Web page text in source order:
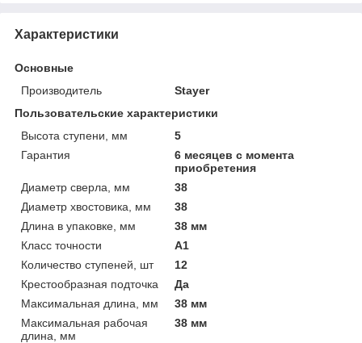
Характеристики
Основные
Производитель
Stayer
Пользовательские характеристики
Высота ступени, мм
5
Гарантия
6 месяцев с момента
приобретения
Диаметр сверла, мм
38
Диаметр хвостовика, мм
38
Длина в упаковке, мм
38 мм
Класс точности
А1
Количество ступеней, шт
12
Крестообразная подточка
Да
Максимальная длина, мм
38 мм
Максимальная рабочая
длина, мм
38 мм